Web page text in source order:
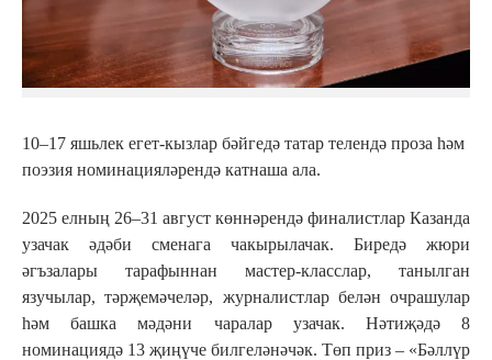
10–17 яшьлек егет-кызлар бәйгедә татар телендә проза һәм
поэзия номинацияләрендә катнаша ала.
2025 елның 26–31 август көннәрендә финалистлар Казанда
узачак әдәби сменага чакырылачак. Биредә жюри
әгъзалары тарафыннан мастер-класслар, танылган
язучылар, тәрҗемәчеләр, журналистлар белән очрашулар
һәм башка мәдәни чаралар узачак. Нәтиҗәдә 8
номинациядә 13 җиңүче билгеләнәчәк. Төп приз – «Бәллүр